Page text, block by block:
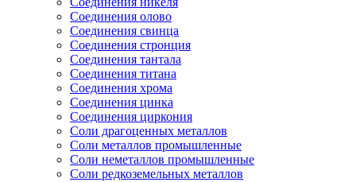
Соединения олово
Соединения свинца
Соединения стронция
Соединения тантала
Соединения титана
Соединения хрома
Соединения цинка
Соединения циркония
Соли драгоценных металлов
Соли металлов промышленные
Соли неметаллов промышленные
Соли редкоземельных металлов